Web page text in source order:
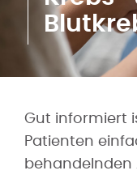
Gut informiert
Patienten
behandelnden